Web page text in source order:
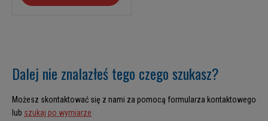
Dalej nie znalazłeś tego czego szukasz?
Możesz skontaktować się z nami za pomocą formularza kontaktowego
lub szukaj po wymiarze